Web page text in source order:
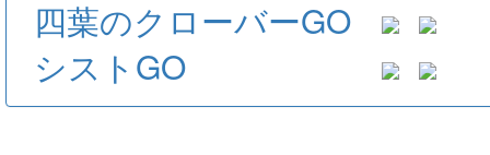
四葉のクローバーGO
シストGO